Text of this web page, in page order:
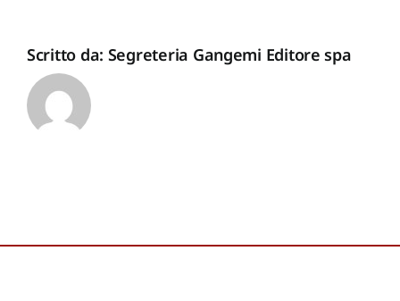
Scritto da: Segreteria Gangemi Editore spa